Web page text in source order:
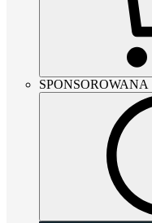
SPONSOROWANA